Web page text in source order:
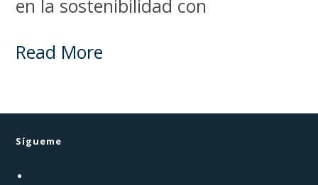
en la sostenibilidad con
Read More
Sígueme